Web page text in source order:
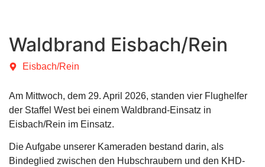
Waldbrand Eisbach/Rein
Eisbach/Rein
Am Mittwoch, dem 29. April 2026, standen vier Flughelfer
der Staffel West bei einem Waldbrand-Einsatz in
Eisbach/Rein im Einsatz.
Die Aufgabe unserer Kameraden bestand darin, als
Bindeglied zwischen den Hubschraubern und den KHD-